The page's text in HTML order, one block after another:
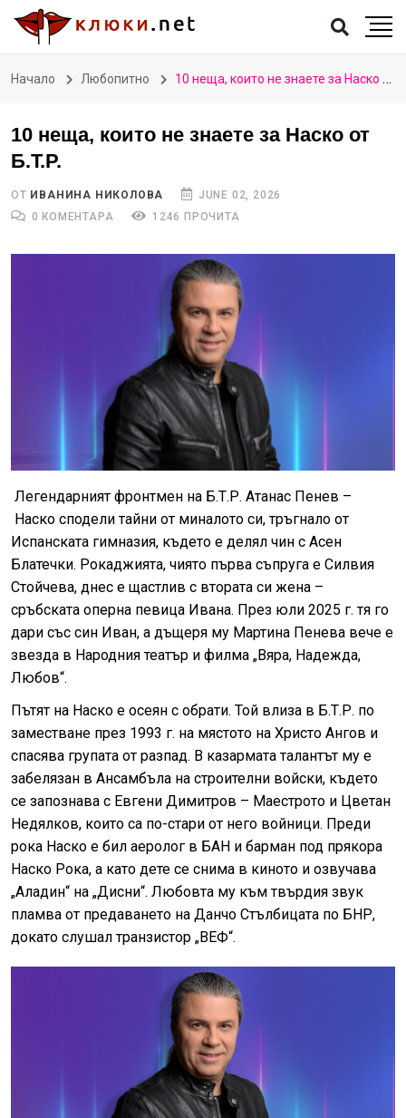
Начало Любопитно 10 неща, които не знаете за Наско от Б.Т.Р.
10 неща, които не знаете за Наско от
Б.Т.Р.
ОТ ИВАНИНА НИКОЛОВА
JUNE 02, 2026
0 КОМЕНТАРА
1246 ПРОЧИТА
Легендарният фронтмен на Б.Т.Р. Атанас Пенев –
Наско сподели тайни от миналото си, тръгнало от
Испанската гимназия, където е делял чин с Асен
Блатечки. Рокаджията, чиято първа съпруга е Силвия
Стойчева, днес е щастлив с втората си жена –
сръбската оперна певица Ивана. През юли 2025 г. тя го
дари със син Иван, а дъщеря му Мартина Пенева вече е
звезда в Народния театър и филма „Вяра, Надежда,
Любов“.
Пътят на Наско е осеян с обрати. Той влиза в Б.Т.Р. по
заместване през 1993 г. на мястото на Христо Ангов и
спасява групата от разпад. В казармата талантът му е
забелязан в Ансамбъла на строителни войски, където
се запознава с Евгени Димитров – Маестрото и Цветан
Недялков, които са по-стари от него войници. Преди
рока Наско е бил аеролог в БАН и барман под прякора
Наско Рока, а като дете се снима в киното и озвучава
„Аладин“ на „Дисни“. Любовта му към твърдия звук
пламва от предаването на Данчо Стълбицата по БНР,
докато слушал транзистор „ВЕФ“.